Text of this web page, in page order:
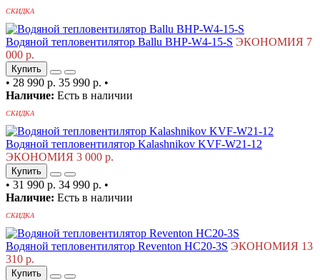
СКИДКА
Водяной тепловентилятор Ballu BHP-W4-15-S ЭКОНОМИЯ 7
000 р.
Купить
• 28 990 р. 35 990 р. •
Наличие: Есть в наличии
СКИДКА
Водяной тепловентилятор Kalashnikov KVF-W21-12
ЭКОНОМИЯ 3 000 р.
Купить
• 31 990 р. 34 990 р. •
Наличие: Есть в наличии
СКИДКА
Водяной тепловентилятор Reventon HC20-3S ЭКОНОМИЯ 13
310 р.
Купить